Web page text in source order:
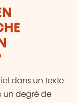
dans un texte
un degré de